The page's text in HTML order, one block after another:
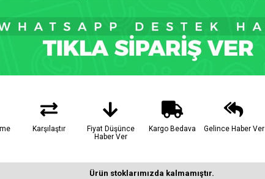
Karşılaştır
Fiyat Düşünce
Haber Ver
Kargo Bedava Gelince Haber Ver
Ürün stoklarımızda kalmamıştır.